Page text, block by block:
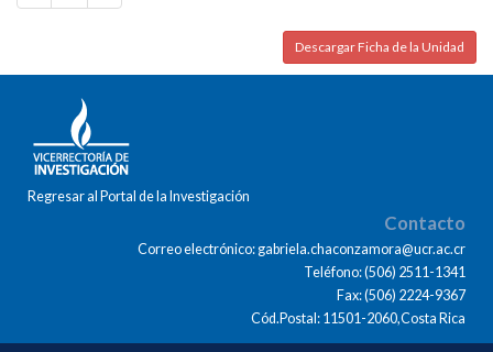
Descargar Ficha de la Unidad
Regresar al Portal de la Investigación
Contacto
Correo electrónico: gabriela.chaconzamora@ucr.ac.cr
Teléfono: (506) 2511-1341
Fax: (506) 2224-9367
Cód.Postal: 11501-2060,Costa Rica